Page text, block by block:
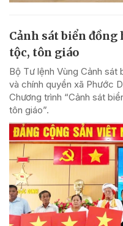
Cảnh sát biển đồng
tộc, tôn giáo
Bộ Tư lệnh Vùng Cảnh
và chính quyền xã Phước
Chương trình “Cảnh sát
tôn giáo”.